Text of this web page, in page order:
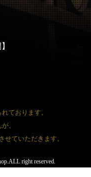
ております。
、
せていただきます。
right reserved.